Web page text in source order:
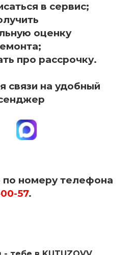
в сервис;
оценку
про рассрочку.
связи на удобный
по номеру телефона
57.